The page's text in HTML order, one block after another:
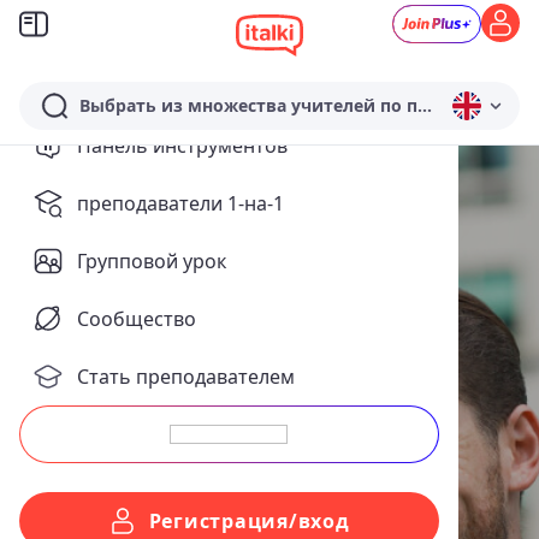
Панель инструментов
преподаватели 1-на-1
Групповой урок
Сообщество
Стать преподавателем
Регистрация/вход
Выбрать из множества учителей по предмету английский...
Выучить китайский
(путунхуа)